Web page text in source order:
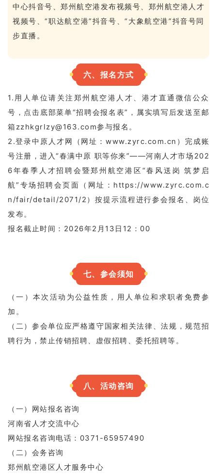
中心抖音号、郑州航空港发布视频号、郑州航空港人才
视频号、“职达航空港”抖音号、“大象航空港”抖音号同
步直播。
六、报名方式
1.用人单位请关注郑州航空港人才、港才直通微信公众
号，点击底部菜单“招聘会报名表”，属实填写后发送至邮
箱zzhkgrlzy@163.com参与报名。
2.登录中原人才网（网址：www.zyrc.com.cn）完成账
号注册，进入“春满中原 职等你来”——河南人才市场202
6年春季人才招聘会暨郑州航空港区“春风送岗 筑梦启
航”专场招聘会页面（网址： https://www.zyrc.com.c
n/fair/detail/2071/2 ）按提示流程进行参会报名、岗位
发布。
报名截止时间：2026年2月13日12：00
七、参会须知
（一）本次活动为公益性质，用人单位和求职者免费参
加。
（二）参会单位应严格遵守国家相关法律、法规，规范招
聘行为，禁止传销招聘、虚假招聘、委托招聘等。
八、活动咨询
（一）网站报名咨询
河南省人才交流中心
网站报名咨询电话：0371-65957490
（二）会务咨询
郑州航空港区人才服务中心